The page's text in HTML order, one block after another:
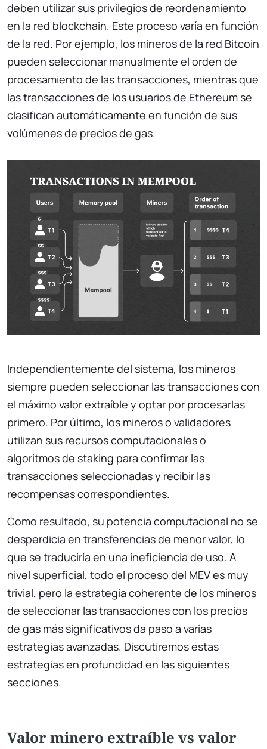
deben utilizar sus privilegios de reordenamiento
en la red blockchain. Este proceso varía en función
de la red. Por ejemplo, los mineros de la red Bitcoin
pueden seleccionar manualmente el orden de
procesamiento de las transacciones, mientras que
las transacciones de los usuarios de Ethereum se
clasifican automáticamente en función de sus
volúmenes de precios de gas.
Independientemente del sistema, los mineros
siempre pueden seleccionar las transacciones con
el máximo valor extraíble y optar por procesarlas
primero. Por último, los mineros o validadores
utilizan sus recursos computacionales o
algoritmos de staking para confirmar las
transacciones seleccionadas y recibir las
recompensas correspondientes.
Como resultado, su potencia computacional no se
desperdicia en transferencias de menor valor, lo
que se traduciría en una ineficiencia de uso. A
nivel superficial, todo el proceso del MEV es muy
trivial, pero la estrategia coherente de los mineros
de seleccionar las transacciones con los precios
de gas más significativos da paso a varias
estrategias avanzadas. Discutiremos estas
estrategias en profundidad en las siguientes
secciones.
Valor minero extraíble vs valor